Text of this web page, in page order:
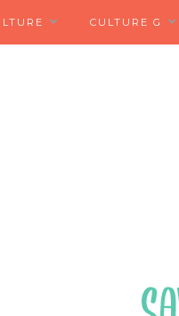
CULTURE G